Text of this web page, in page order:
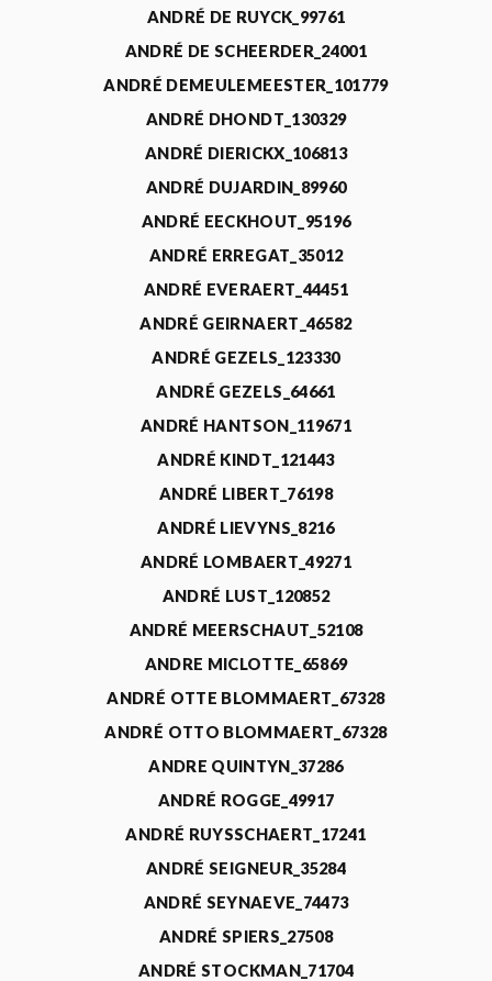
ANDRÉ DE RUYCK_99761
ANDRÉ DE SCHEERDER_24001
ANDRÉ DEMEULEMEESTER_101779
ANDRÉ DHONDT_130329
ANDRÉ DIERICKX_106813
ANDRÉ DUJARDIN_89960
ANDRÉ EECKHOUT_95196
ANDRÉ ERREGAT_35012
ANDRÉ EVERAERT_44451
ANDRÉ GEIRNAERT_46582
ANDRÉ GEZELS_123330
ANDRÉ GEZELS_64661
ANDRÉ HANTSON_119671
ANDRÉ KINDT_121443
ANDRÉ LIBERT_76198
ANDRÉ LIEVYNS_8216
ANDRÉ LOMBAERT_49271
ANDRÉ LUST_120852
ANDRÉ MEERSCHAUT_52108
ANDRE MICLOTTE_65869
ANDRÉ OTTE BLOMMAERT_67328
ANDRÉ OTTO BLOMMAERT_67328
ANDRE QUINTYN_37286
ANDRÉ ROGGE_49917
ANDRÉ RUYSSCHAERT_17241
ANDRÉ SEIGNEUR_35284
ANDRÉ SEYNAEVE_74473
ANDRÉ SPIERS_27508
ANDRÉ STOCKMAN_71704